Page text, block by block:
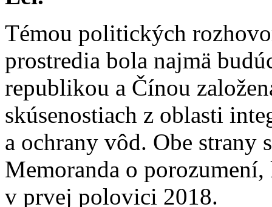
Témou politických
prostredia bola najmä
republikou a Čínou
skúsenostiach z oblasti
a ochrany vôd. Obe strany
Memoranda o
v prvej polovici 2018.